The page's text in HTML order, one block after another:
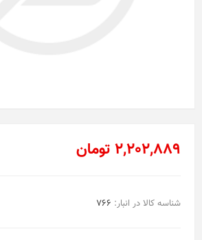
2,202,889 تومان
شناسه کالا در انبار: 766